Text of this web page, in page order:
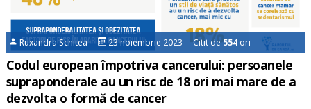
Ruxandra Schitea 23 noiembrie 2023 Citit de554 ori
Codul european împotriva cancerului: persoanele
supraponderale au un risc de 18 ori mai mare de a
dezvolta o formă de cancer